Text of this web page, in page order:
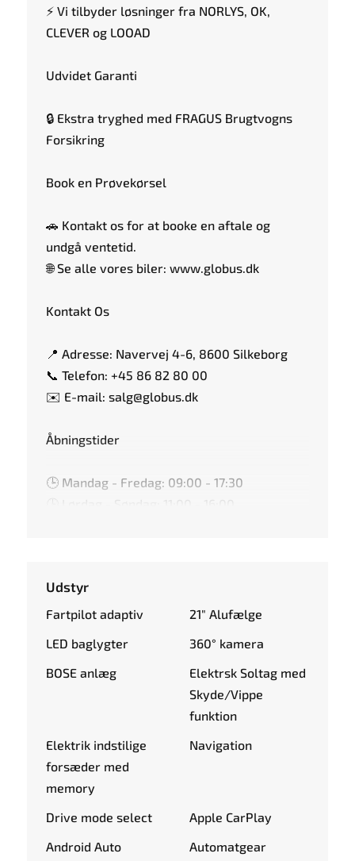
⚡ Vi tilbyder løsninger fra NORLYS, OK,
CLEVER og LOOAD
Udvidet Garanti
🔒 Ekstra tryghed med FRAGUS Brugtvogns
Forsikring
Book en Prøvekørsel
🚗 Kontakt os for at booke en aftale og
undgå ventetid.
🌐 Se alle vores biler: www.globus.dk
Kontakt Os
📍 Adresse: Navervej 4-6, 8600 Silkeborg
📞 Telefon: +45 86 82 80 00
✉️ E-mail: salg@globus.dk
Åbningstider
🕒 Mandag - Fredag: 09:00 - 17:30
Udstyr
Fartpilot adaptiv
21" Alufælge
LED baglygter
360° kamera
BOSE anlæg
Elektrsk Soltag med
Skyde/Vippe
funktion
Elektrik indstilige
forsæder med
memory
Navigation
Drive mode select
Apple CarPlay
Android Auto
Automatgear